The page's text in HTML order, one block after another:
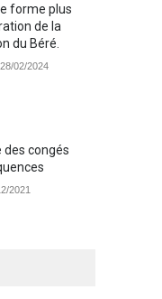
forme plus
de la
du Béré.
28/02/2024
des congés
2021